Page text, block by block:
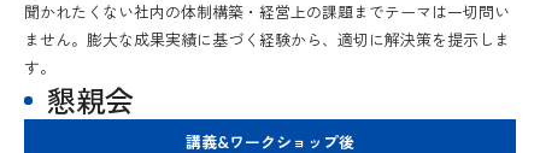
聞かれたくない社内の体制構築・経営上の課題までテーマは一切問い
ません。膨大な成果実績に基づく経験から、適切に解決策を提示しま
す。
懇親会
講義&ワークショップ後